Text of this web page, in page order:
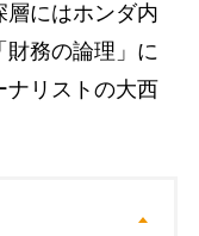
層にはホンダ内
財務の論理」に
ナリストの大西